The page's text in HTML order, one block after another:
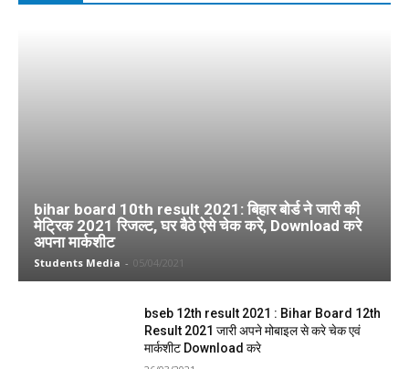
bihar board 10th result 2021: बिहार बोर्ड ने जारी की
मेट्रिक 2021 रिजल्ट, घर बैठे ऐसे चेक करे, Download करे
अपना मार्कशीट
Students Media - 05/04/2021
bseb 12th result 2021 : Bihar Board 12th
Result 2021 जारी अपने मोबाइल से करे चेक एवं
मार्कशीट Download करे